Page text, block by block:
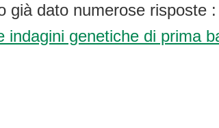
già dato numerose risposte
indagini genetiche di prima